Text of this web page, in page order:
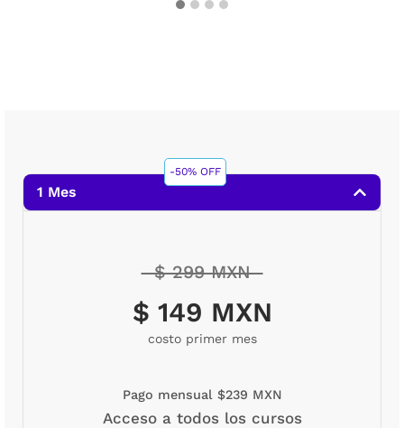
-50% OFF
1 Mes
$ 299 MXN
$ 149 MXN
costo primer mes
Pago mensual $239 MXN
Acceso a todos los cursos